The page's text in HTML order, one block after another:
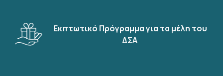
Εκπτωτικό Πρόγραμμα για τα μέλη του
ΔΣΑ